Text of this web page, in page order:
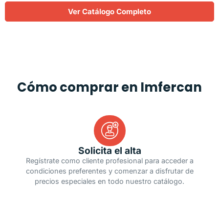
Ver Catálogo Completo
Cómo comprar en Imfercan
Solicita el alta
Regístrate como cliente profesional para acceder a
condiciones preferentes y comenzar a disfrutar de
precios especiales en todo nuestro catálogo.